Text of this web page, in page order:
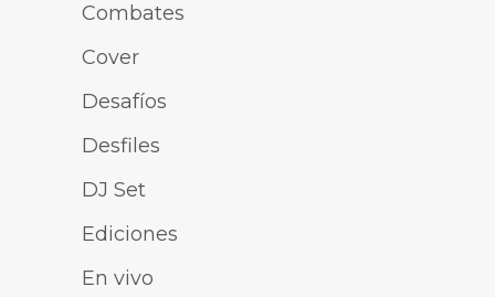
Combates
Cover
Desafíos
Desfiles
DJ Set
Ediciones
En vivo